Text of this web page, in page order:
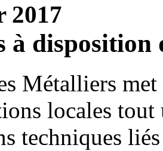
2017
à
Métalliers
locales
techniques